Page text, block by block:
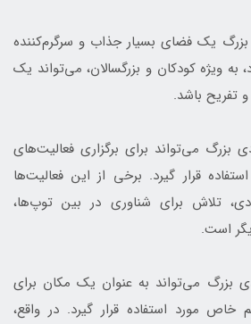
یک فضای بسیار جذاب و سرگرم‌کننده
به ویژه کودکان و بزرگسالان، می‌تواند یک
تفریح باشد.
بزرگ می‌تواند برای برگزاری فعالیت‌های
قرار گیرد. برخی از این فعالیت‌ها
تلاش برای شناوری در بین توپ‌ها،
است.
بزرگ می‌تواند به عنوان یک مکان برای
خاص مورد استفاده قرار گیرد. در واقع،